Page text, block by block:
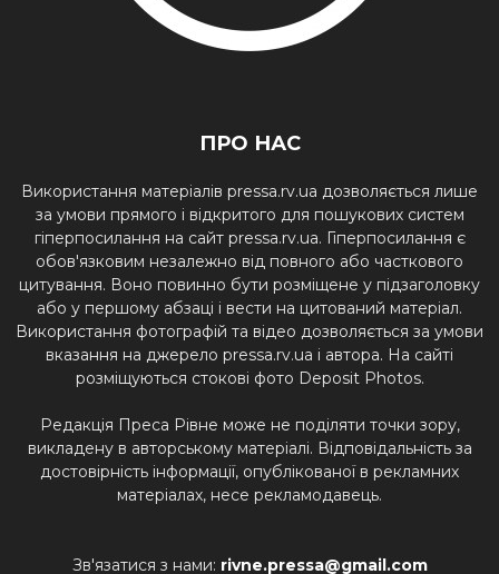
ПРО НАС
Використання матеріалів pressa.rv.ua дозволяється лише
за умови прямого і відкритого для пошукових систем
гіперпосилання на сайт pressa.rv.ua. Гіперпосилання є
обов'язковим незалежно від повного або часткового
цитування. Воно повинно бути розміщене у підзаголовку
або у першому абзаці і вести на цитований матеріал.
Використання фотографій та відео дозволяється за умови
вказання на джерело pressa.rv.ua і автора. На сайті
розміщуються стокові фото Deposit Photos.
Редакція Преса Рівне може не поділяти точки зору,
викладену в авторському матеріалі. Відповідальність за
достовірність інформації, опублікованої в рекламних
матеріалах, несе рекламодавець.
Зв'язатися з нами: rivne.pressa@gmail.com